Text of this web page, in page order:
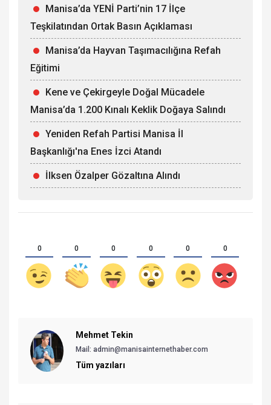
Manisa’da YENİ Parti’nin 17 İlçe
Teşkilatından Ortak Basın Açıklaması
Manisa’da Hayvan Taşımacılığına Refah
Eğitimi
Kene ve Çekirgeyle Doğal Mücadele
Manisa’da 1.200 Kınalı Keklik Doğaya Salındı
Yeniden Refah Partisi Manisa İl
Başkanlığı'na Enes İzci Atandı
İlksen Özalper Gözaltına Alındı
0 0 0 0 0 0
Mehmet Tekin
Mail: admin@manisainternethaber.com
Tüm yazıları